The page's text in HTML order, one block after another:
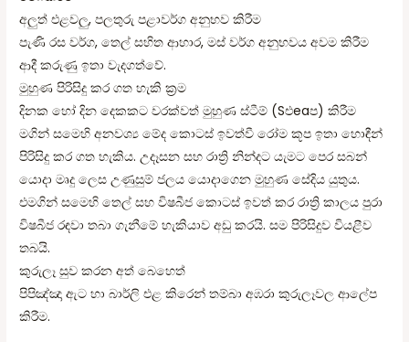
අලුත් එළවලු, පලතුරු පළාවර්ග අනුභව කිරීම
පැණි රස වර්ග, තෙල් සහිත ආහාර, මස්‌ වර්ග අනුභවය අවම කිරීම
ආදී කරුණු ඉතා වැදගත්වේ.
මුහුණ පිරිසිදු කර ගත හැකි ක්‍රම
දිනක හෝ දින දෙකකට වරක්‌වත් මුහුණ ස්‌ටීම් (Sඑeaප) කිරීම
මගින් සමෙහි අනවශ්‍ය මේද කොටස්‌ ඉවත්වී රෝම කූප ඉතා හොඳීන්
පිරිසිදු කර ගත හැකිය. උදෑසන සහ රාත්‍රි නින්දට යැමට පෙර සබන්
යොදා මෘදු ලෙස උණුසුම් ජලය යොදාගෙන මුහුණ සේදිය යුතුය.
එමගින් සමෙහි තෙල් සහ විෂබීජ කොටස්‌ ඉවත් කර රාත්‍රි කාලය පුරා
විෂබීජ රඳවා තබා ගැනීමේ හැකියාව අඩු කරයි. සම පිරිසිදුව වියළීව
තබයි.
කුරුලෑ සුව කරන අත් බෙහෙත්
පිපිඤ්ඤා ඇට හා බාර්ලි එළ කිරෙන් තම්බා අඹරා කුරුලෑවල ආලේප
කිරීම.